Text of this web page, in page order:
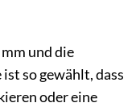
und die
so gewählt, dass
oder eine